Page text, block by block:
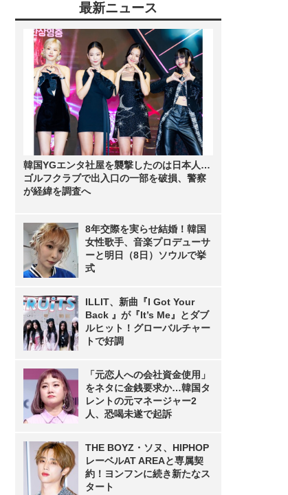
最新ニュース
韓国YGエンタ社屋を襲撃したのは日本人…
ゴルフクラブで出入口の一部を破損、警察
が経緯を調査へ
8年交際を実らせ結婚！韓国
女性歌手、音楽プロデューサ
ーと明日（8日）ソウルで挙
式
ILLIT、新曲『I Got Your
Back 』が『It’s Me』とダブ
ルヒット！グローバルチャー
トで好調
「元恋人への会社資金使用」
をネタに金銭要求か…韓国タ
レントの元マネージャー2
人、恐喝未遂で起訴
THE BOYZ・ソヌ、HIPHOP
レーベルAT AREAと専属契
約！ヨンフンに続き新たなス
タート